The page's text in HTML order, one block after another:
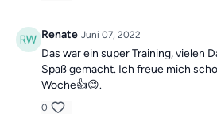
Renate Juni 07, 2022
Das war ein super Training, vielen
Spaß gemacht. Ich freue mich
Woche👍😊.
0